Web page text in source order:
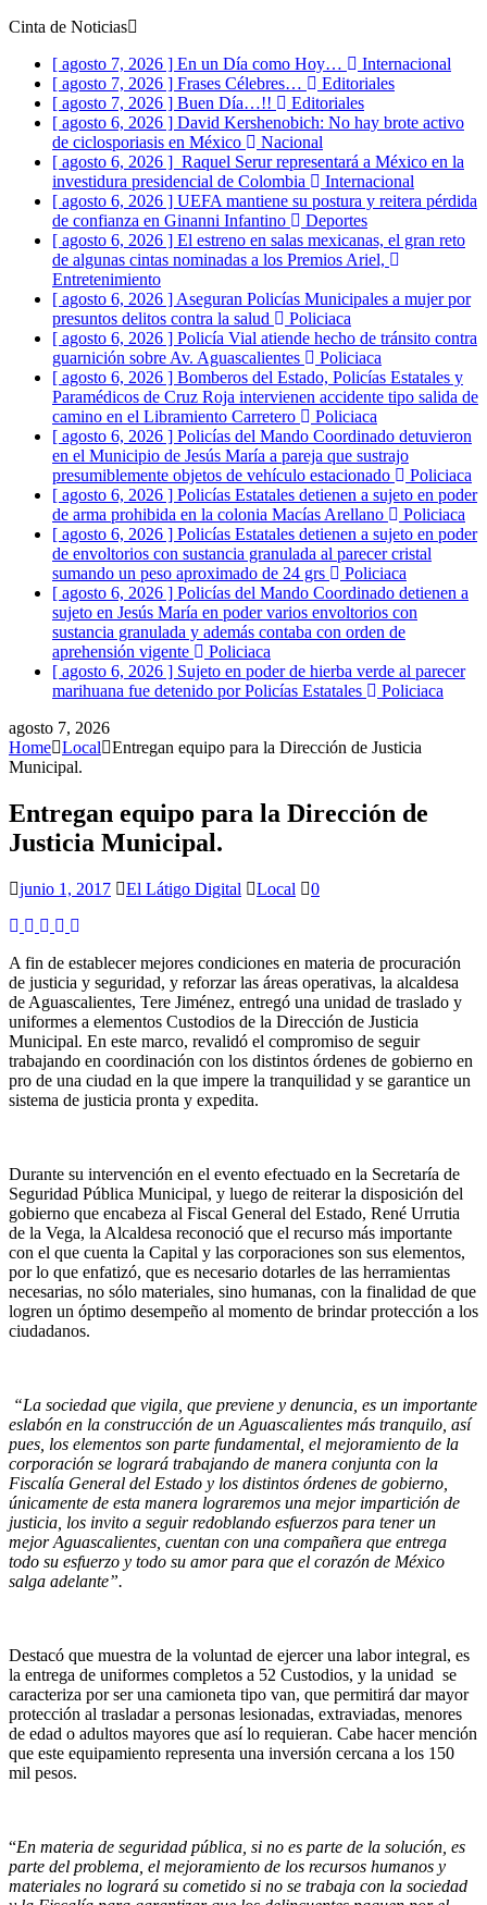
Cinta de Noticias
[ agosto 7, 2026 ] En un Día como Hoy…
Internacional
[ agosto 7, 2026 ] Frases Célebres…
Editoriales
[ agosto 7, 2026 ] Buen Día…!!
Editoriales
[ agosto 6, 2026 ] David Kershenobich: No hay brote activo
de ciclosporiasis en México
Nacional
[ agosto 6, 2026 ] Raquel Serur representará a México en la
investidura presidencial de Colombia
Internacional
[ agosto 6, 2026 ] UEFA mantiene su postura y reitera pérdida
de confianza en Ginanni Infantino
Deportes
[ agosto 6, 2026 ] El estreno en salas mexicanas, el gran reto
de algunas cintas nominadas a los Premios Ariel,
Entretenimiento
[ agosto 6, 2026 ] Aseguran Policías Municipales a mujer por
presuntos delitos contra la salud
Policiaca
[ agosto 6, 2026 ] Policía Vial atiende hecho de tránsito contra
guarnición sobre Av. Aguascalientes
Policiaca
[ agosto 6, 2026 ] Bomberos del Estado, Policías Estatales y
Paramédicos de Cruz Roja intervienen accidente tipo salida de
camino en el Libramiento Carretero
Policiaca
[ agosto 6, 2026 ] Policías del Mando Coordinado detuvieron
en el Municipio de Jesús María a pareja que sustrajo
presumiblemente objetos de vehículo estacionado
Policiaca
[ agosto 6, 2026 ] Policías Estatales detienen a sujeto en poder
de arma prohibida en la colonia Macías Arellano
Policiaca
[ agosto 6, 2026 ] Policías Estatales detienen a sujeto en poder
de envoltorios con sustancia granulada al parecer cristal
sumando un peso aproximado de 24 grs
Policiaca
[ agosto 6, 2026 ] Policías del Mando Coordinado detienen a
sujeto en Jesús María en poder varios envoltorios con
sustancia granulada y además contaba con orden de
aprehensión vigente
Policiaca
[ agosto 6, 2026 ] Sujeto en poder de hierba verde al parecer
marihuana fue detenido por Policías Estatales
Policiaca
agosto 7, 2026
Home Local
Entregan equipo para la Dirección de Justicia
Municipal.
Entregan equipo para la Dirección de
Justicia Municipal.
junio 1, 2017 El Látigo Digital Local 0
A fin de establecer mejores condiciones en materia de procuración
de justicia y seguridad, y reforzar las áreas operativas, la alcaldesa
de Aguascalientes, Tere Jiménez, entregó una unidad de traslado y
uniformes a elementos Custodios de la Dirección de Justicia
Municipal. En este marco, revalidó el compromiso de seguir
trabajando en coordinación con los distintos órdenes de gobierno en
pro de una ciudad en la que impere la tranquilidad y se garantice un
sistema de justicia pronta y expedita.
Durante su intervención en el evento efectuado en la Secretaría de
Seguridad Pública Municipal, y luego de reiterar la disposición del
gobierno que encabeza al Fiscal General del Estado, René Urrutia
de la Vega, la Alcaldesa reconoció que el recurso más importante
con el que cuenta la Capital y las corporaciones son sus elementos,
por lo que enfatizó, que es necesario dotarles de las herramientas
necesarias, no sólo materiales, sino humanas, con la finalidad de que
logren un óptimo desempeño al momento de brindar protección a los
ciudadanos.
“La sociedad que vigila, que previene y denuncia, es un importante
eslabón en la construcción de un Aguascalientes más tranquilo, así
pues, los elementos son parte fundamental, el mejoramiento de la
corporación se logrará trabajando de manera conjunta con la
Fiscalía General del Estado y los distintos órdenes de gobierno,
únicamente de esta manera lograremos una mejor impartición de
justicia, los invito a seguir redoblando esfuerzos para tener un
mejor Aguascalientes, cuentan con una compañera que entrega
todo su esfuerzo y todo su amor para que el corazón de México
salga adelante”.
Destacó que muestra de la voluntad de ejercer una labor integral, es
la entrega de uniformes completos a 52 Custodios, y la unidad se
caracteriza por ser una camioneta tipo van, que permitirá dar mayor
protección al trasladar a personas lesionadas, extraviadas, menores
de edad o adultos mayores que así lo requieran. Cabe hacer mención
que este equipamiento representa una inversión cercana a los 150
mil pesos.
“En materia de seguridad pública, si no es parte de la solución, es
parte del problema, el mejoramiento de los recursos humanos y
materiales no logrará su cometido si no se trabaja con la sociedad